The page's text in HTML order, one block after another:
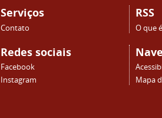
Serviços
Contato
Redes sociais
Facebook
Instagram
RSS
O que
Mapa